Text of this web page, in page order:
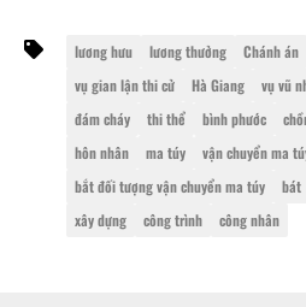
lương hưu lương thưởng Chánh án
vụ gian lận thi cử
Hà Giang vụ vũ
đám cháy
thi thể bình phước
hôn nhân
ma túy
vận chuyển ma
bắt đối tượng vận chuyển ma túy
bát
xây dựng
công trình công nhân